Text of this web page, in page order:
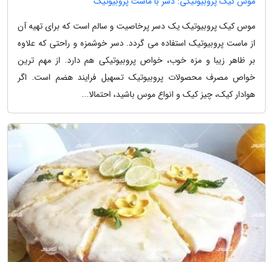
موس کیک پروبیوتیک یک دسر پرخاصیت و سالم است که برای تهیه آن
از ماست پروبیوتیک استفاده می گردد. دسر خوشمزه و راحتی که علاوه
بر ظاهر زیبا و مزه خوب، خواص پروبیوتیکی هم دارد. از مهم ترین
خواص مصرف محصولات پروبیوتیک تسهیل فرایند هضم است. اگر
هوادار کیک، چیز کیک و انواع موس باشید، احتمالا...